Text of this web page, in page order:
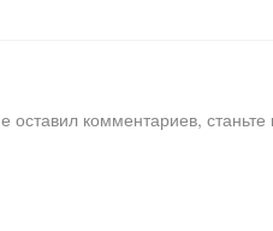
оставил комментариев,